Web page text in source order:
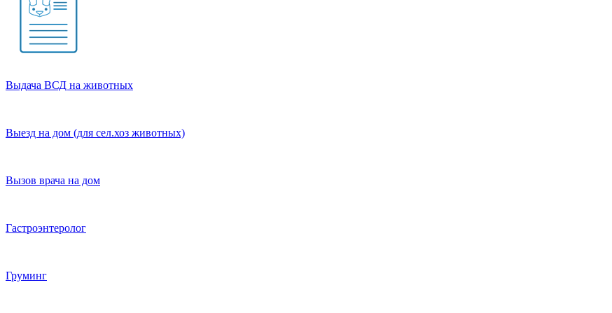
Выдача ВСД на животных
Выезд на дом (для сел.хоз животных)
Вызов врача на дом
Гастроэнтеролог
Груминг